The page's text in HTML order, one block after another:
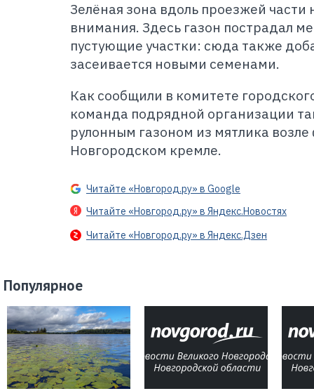
Зелёная зона вдоль проезжей части
внимания. Здесь газон пострадал
пустующие участки: сюда также
засеивается новыми семенами.
Как сообщили в комитете
команда подрядной организации
рулонным газоном из мятлика
Новгородском кремле.
Читайте «Новгород.ру» в Google
Читайте «Новгород.ру» в Яндекс.Новостях
Читайте «Новгород.ру» в Яндекс.Дзен
Популярное